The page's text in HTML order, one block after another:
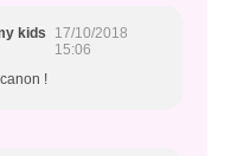
kids
17/10/2018
15:06
!